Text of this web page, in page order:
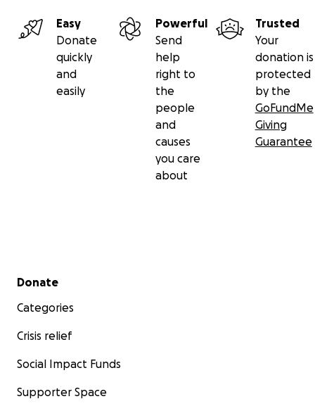
Easy
Donate
quickly
and
easily
Powerful
Send
help
right to
the
people
and
causes
you care
about
Trusted
Your
donation is
protected
by the
GoFundMe
Giving
Guarantee
Secondary menu
Donate
Categories
Crisis relief
Social Impact Funds
Supporter Space